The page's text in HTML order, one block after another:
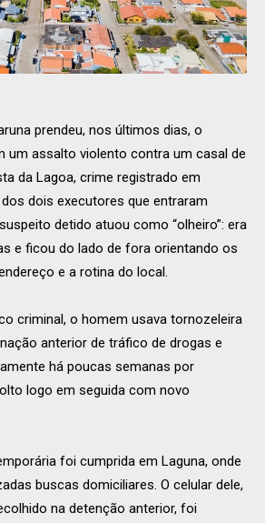
prendeu, nos últimos dias, o
um assalto violento contra um casal de
da Lagoa, crime registrado em
dois executores que entraram
detido atuou como “olheiro”: era
e ficou do lado de fora orientando os
e a rotina do local.
criminal, o homem usava tornozeleira
anterior de tráfico de drogas e
há poucas semanas por
logo em seguida com novo
foi cumprida em Laguna, onde
buscas domiciliares. O celular dele,
na detenção anterior, foi